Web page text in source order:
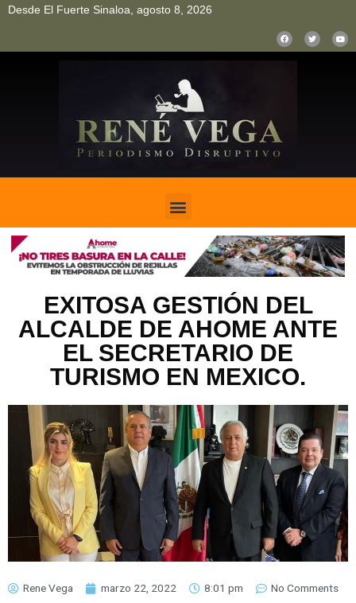
Desde El Fuerte Sinaloa, agosto 8, 2026
EXITOSA GESTIÓN DEL
ALCALDE DE AHOME ANTE
EL SECRETARIO DE
TURISMO EN MEXICO.
Rene Vega marzo 22, 2022 8:01 pm No Comments